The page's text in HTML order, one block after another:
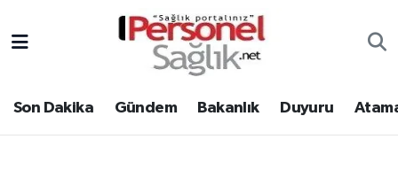
Son Dakika Gündem Bakanlık Duyuru
Gündem
Nöbetçi Eczaneler
Hava Durumu